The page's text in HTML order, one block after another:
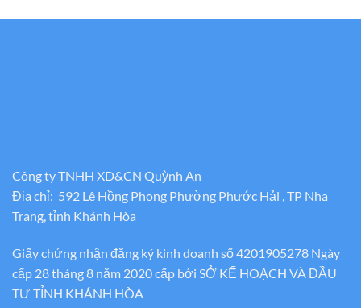
Công ty TNHH XD&CN Quỳnh An
Địa chỉ: 592 Lê Hồng Phong Phường Phước Hải , TP Nha
Trang, tỉnh Khánh Hòa
Giấy chứng nhận đăng ký kinh doanh số 4201905278 Ngày
cấp 28 tháng 8 năm 2020 cấp bới SỞ KẾ HOẠCH VÀ ĐẦU
TƯ TỈNH KHÁNH HÒA